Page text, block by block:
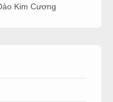
Kim Cương